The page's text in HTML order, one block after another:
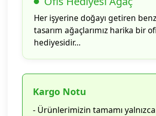
Her işyerine doğayı getiren
tasarım ağaçlarımız harika bir
hediyesidir…
Kargo Notu
- Ürünlerimizin tamamı yalnızca